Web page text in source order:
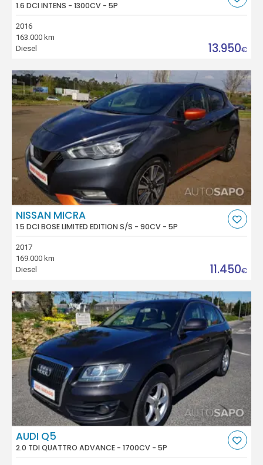
1.6 DCI INTENS - 1300CV - 5P
2016
163.000 km
Diesel
13.950€
NISSAN MICRA
1.5 DCI BOSE LIMITED EDITION S/S - 90CV - 5P
2017
169.000 km
Diesel
11.450€
AUDI Q5
2.0 TDI QUATTRO ADVANCE - 1700CV - 5P